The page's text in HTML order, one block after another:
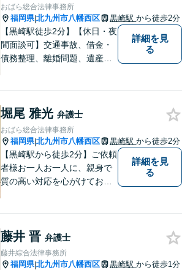
おばら総合法律事務所
福岡県|北九州市八幡西区 黒崎駅 から徒歩2分
【黒崎駅徒歩2分】【休日・夜
間面談可】交通事故、借金・
債務整理、離婚問題、遺産相
と弁護士に相談してもいいの
かな」と思わず、遠慮なくご
相談ください。
詳細を見
る
堀尾 雅光 弁護士
おばら総合法律事務所
福岡県|北九州市八幡西区 黒崎駅 から徒歩2分
【黒崎駅から徒歩2分】ご依頼
者様お一人お一人に、親身で
質の高い対応を心がけており
応可能。英語での法律相談・
英文契約書の作成・チェック
も対応可能です。
詳細を見
る
藤井 晋 弁護士
藤井綜合法律事務所
福岡県|北九州市八幡西区 黒崎駅 から徒歩1分